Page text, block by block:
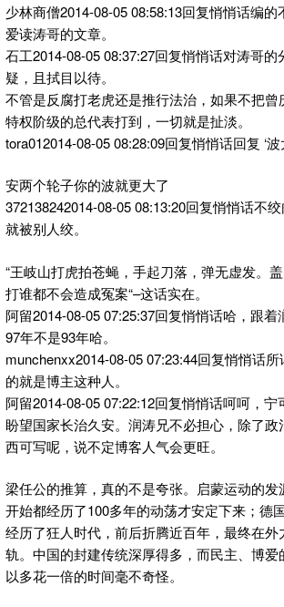
少林商僧2014-08-05 08:58:13回复悄悄话编
爱读涛哥的文章。
石工2014-08-05 08:37:27回复悄悄话对涛哥
疑，且拭目以待。
不管是反腐打老虎还是推行法治，如果不把
特权阶级的总代表打到，一切就是扯淡。
tora012014-08-05 08:28:09回复悄悄话回复 ‘
安两个轮子你的波就更大了
372138242014-08-05 08:13:20回复悄悄话不
就被别人绞。
“王岐山打虎拍苍蝇，手起刀落，弹无虚发。
打谁都不会造成冤案“–这话实在。
阿留2014-08-05 07:25:37回复悄悄话哈，跟
97年不是93年哈。
munchenxx2014-08-05 07:23:44回复悄悄话
的就是博主这种人。
阿留2014-08-05 07:22:12回复悄悄话呵呵，
盼望国家长治久安。润涛兄不必担心，除了
西可写呢，说不定博客人气会更旺。
梁任公的推算，真的不是夸张。启蒙运动的发
开始都经历了100多年的动荡才安定下来；德
经历了狂人时代，前后折腾近百年，最终在外
轨。中国的封建传统深厚得多，而民主、博
以多花一倍的时间毫不奇怪。